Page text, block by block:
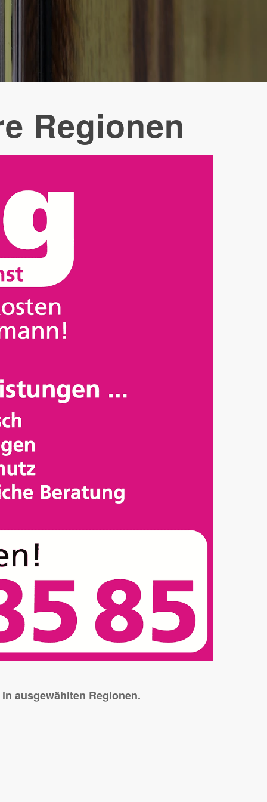
Regionen
ausgewählten Regionen.